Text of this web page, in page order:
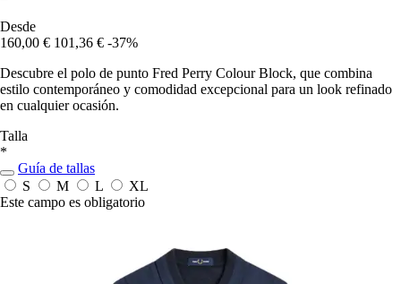
Desde
160,00 € 101,36 € -37%
Descubre el polo de punto Fred Perry Colour Block, que combina
estilo contemporáneo y comodidad excepcional para un look refinado
en cualquier ocasión.
Talla
*
Guía de tallas
S
M L
XL
Este campo es obligatorio